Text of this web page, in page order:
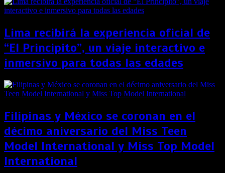
Lima recibirá la experiencia oficial de
“El Principito”, un viaje interactivo e
inmersivo para todas las edades
Filipinas y México se coronan en el
décimo aniversario del Miss Teen
Model International y Miss Top Model
International